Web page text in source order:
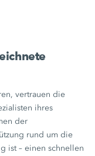
vertrauen die
ihres
der
rund um die
ist – einen schnellen